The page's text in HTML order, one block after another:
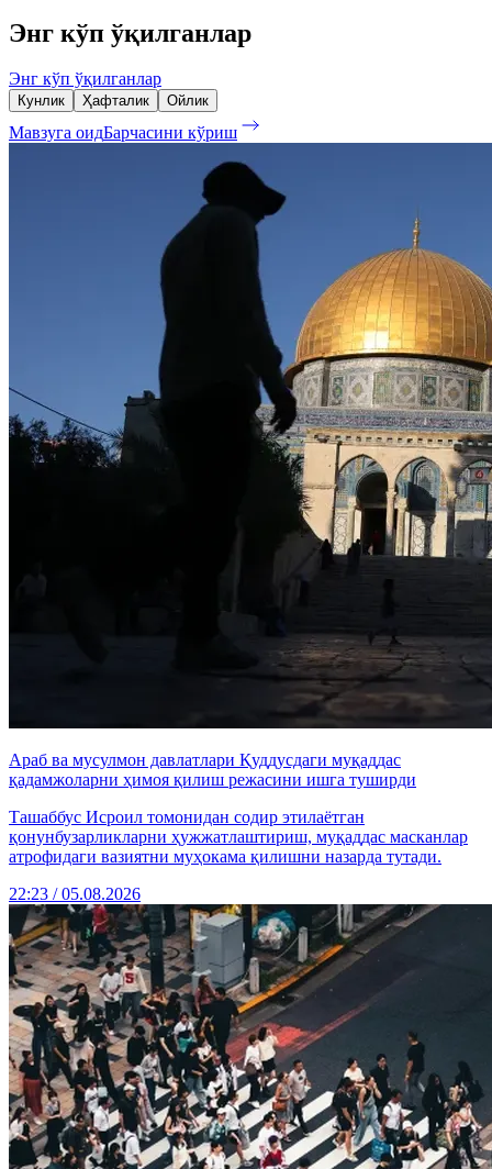
Энг кўп ўқилганлар
Энг кўп ўқилганлар
Кунлик Ҳафталик Ойлик
Мавзуга оидБарчасини кўриш
Араб ва мусулмон давлатлари Қуддусдаги муқаддас
қадамжоларни ҳимоя қилиш режасини ишга туширди
Ташаббус Исроил томонидан содир этилаётган
қонунбузарликларни ҳужжатлаштириш, муқаддас масканлар
атрофидаги вазиятни муҳокама қилишни назарда тутади.
22:23 / 05.08.2026